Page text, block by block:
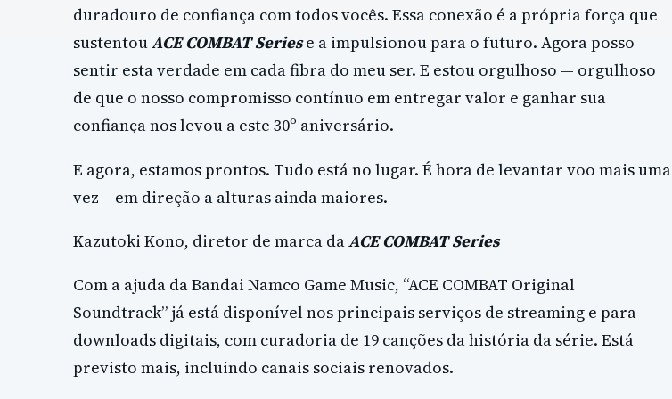
duradouro de confiança com todos vocês. Essa conexão é a própria força que
sustentouACE COMBAT Seriese a impulsionou para o futuro. Agora posso
sentir esta verdade em cada fibra do meu ser. E estou orgulhoso — orgulhoso
de que o nosso compromisso contínuo em entregar valor e ganhar sua
confiança nos levou a este 30º aniversário.
E agora, estamos prontos. Tudo está no lugar. É hora de levantar voo mais uma
vez – em direção a alturas ainda maiores.
Kazutoki Kono, diretor de marca daACE COMBAT Series
Com a ajuda da Bandai Namco Game Music, “ACE COMBAT Original
Soundtrack” já está disponível nos principais serviços de streaming e para
downloads digitais, com curadoria de 19 canções da história da série. Está
previsto mais, incluindo canais sociais renovados.